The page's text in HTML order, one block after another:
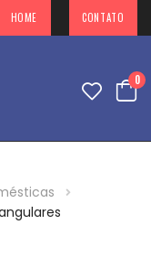
HOME CONTATO
0